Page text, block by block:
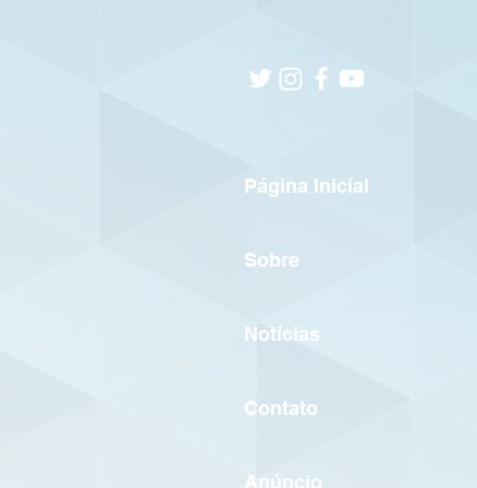
Página Inicial
Sobre
Notícias
Contato
Anúncio